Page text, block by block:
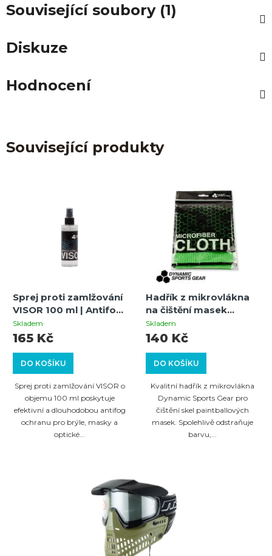
Související soubory (1)
Diskuze
Hodnocení
Související produkty
Sprej proti zamlžování
VISOR 100 ml | Antifog
ochrana pro brýle,
masky a optiku
Skladem
DO KOŠÍKU
165 Kč
Sprej proti zamlžování VISOR o
objemu 100 ml poskytuje
efektivní a dlouhodobou antifog
ochranu pro brýle, masky a
optické...
Hadřík z mikrovlákna
na čištění masek
30x30 cm – neonově
zelený | DSG Paintball
Skladem
DO KOŠÍKU
140 Kč
Kvalitní hadřík z mikrovlákna
Dynamic Sports Gear pro
čištění skel paintballových
masek. Spolehlivě odstraňuje
barvu,...